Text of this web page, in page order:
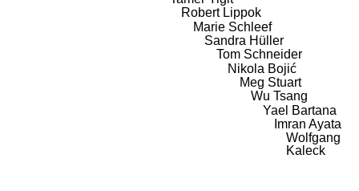
Robert Lippok
Marie Schleef
Sandra Hüller
Tom Schneider
Nikola Bojić
Meg Stuart
Wu Tsang
Yael Bartana
Imran Ayata
Wolfgang
Kaleck